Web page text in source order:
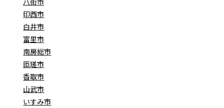
印西市
白井市
富里市
南房総市
匝瑳市
香取市
山武市
いすみ市